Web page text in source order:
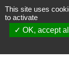
Aller
au
contenu
This site uses
to activate
OK, accept all